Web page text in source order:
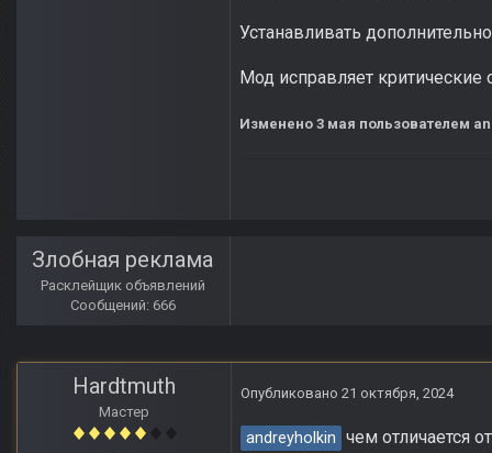
Устанавливать
Мод исправляет
Изменено 3 мая пользователем
Злобная реклама
Расклейщик объявлений
Сообщений: 666
Hardtmuth
Мастер
Опубликовано 21 октября, 2024
andreyholkin чем отличается